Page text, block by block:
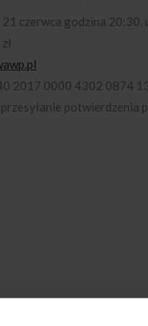
czerwca godzina 20:30,
2017 0000 4302 0874
potwierdzenia